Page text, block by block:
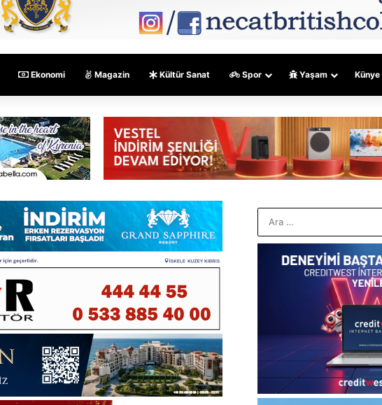
Ekonomi Magazin Kültür Sanat Spor Yaşam Künye